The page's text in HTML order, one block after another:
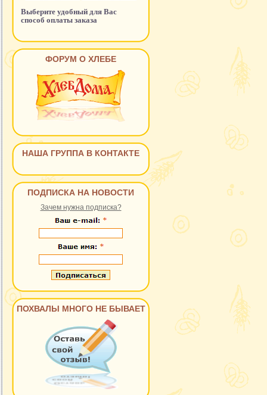
Выберите удобный для Вас
способ оплаты заказа
ФОРУМ О ХЛЕБЕ
НАША ГРУППА В КОНТАКТЕ
ПОДПИСКА НА НОВОСТИ
Зачем нужна подписка?
ПОХВАЛЫ МНОГО НЕ БЫВАЕТ